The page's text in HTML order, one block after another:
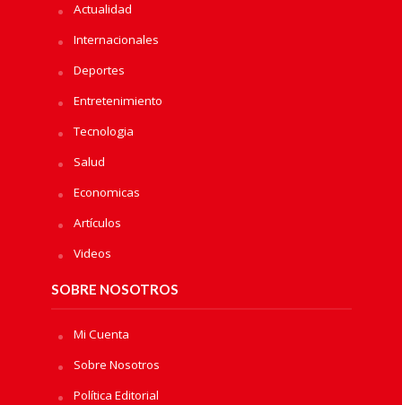
Actualidad
Internacionales
Deportes
Entretenimiento
Tecnologia
Salud
Economicas
Artículos
Videos
SOBRE NOSOTROS
Mi Cuenta
Sobre Nosotros
Política Editorial